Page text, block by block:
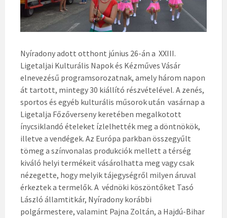
Nyíradony adott otthont június 26-án a XXIII.
Ligetaljai Kulturális Napok és Kézműves Vásár
elnevezésű programsorozatnak, amely három napon
át tartott, mintegy 30 kiállító részvételével. A zenés,
sportos és egyéb kulturális műsorok után vasárnap a
Ligetalja Főzőverseny keretében megalkotott
ínycsiklandó ételeket ízlelhették meg a döntnökök,
illetve a vendégek. Az Európa parkban összegyűlt
tömeg a színvonalas produkciók mellett a térség
kiváló helyi termékeit vásárolhatta meg vagy csak
nézegette, hogy melyik tájegységről milyen áruval
érkeztek a termelők. A védnöki köszöntőket Tasó
László államtitkár, Nyíradony korábbi
polgármestere, valamint Pajna Zoltán, a Hajdú-Bihar